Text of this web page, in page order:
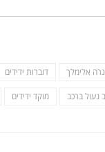
אלימלך דוברות ידידים
נעול ברכב מוקד ידידים